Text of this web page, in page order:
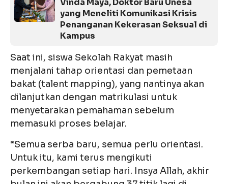
Vinda Maya, Doktor Baru Unesa
yang Meneliti Komunikasi Krisis
Penanganan Kekerasan Seksual di
Kampus
Saat ini, siswa Sekolah Rakyat masih
menjalani tahap orientasi dan pemetaan
bakat (talent mapping), yang nantinya akan
dilanjutkan dengan matrikulasi untuk
menyetarakan pemahaman sebelum
memasuki proses belajar.
“Semua serba baru, semua perlu orientasi.
Untuk itu, kami terus mengikuti
perkembangan setiap hari. Insya Allah, akhir